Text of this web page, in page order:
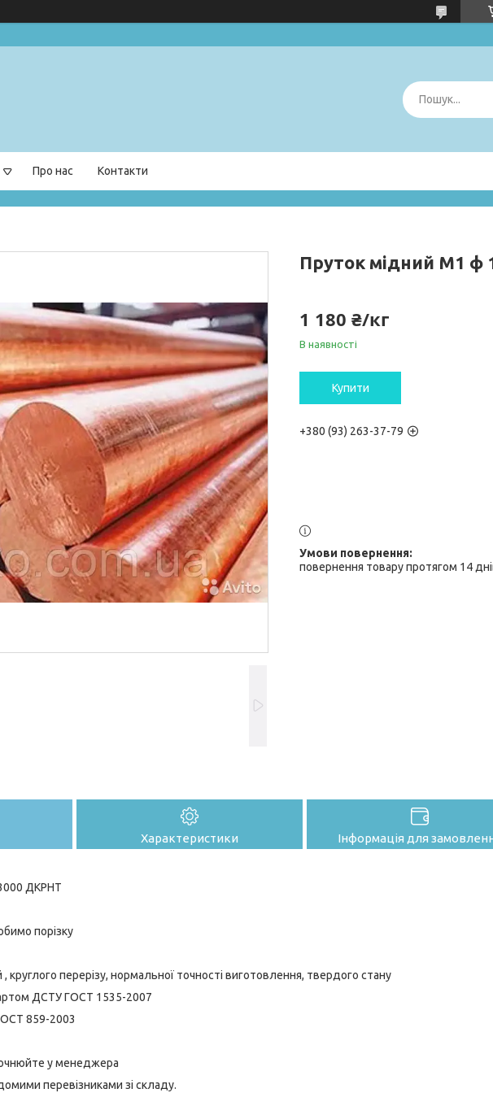
Про нас Контакти
Пруток мідний М1 ф
1 180 ₴/кг
В наявності
Купити
+380 (93) 263-37-79
повернення товару протягом 14
Характеристики Інформація для
ДКРНТ
порізку
перерізу, нормальної точності виготовлення, твердого стану
ДСТУ ГОСТ 1535-2007
859-2003
у менеджера
перевізниками зі складу.